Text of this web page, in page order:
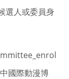
選人或委員身
國際動漫博